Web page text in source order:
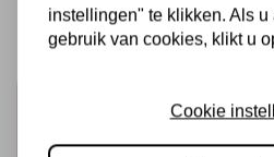
Schrijf je in voor de
Ontvang als eerste onze actie
instellingen" te klikken. Als
gebruik van cookies, klikt u
Cookie